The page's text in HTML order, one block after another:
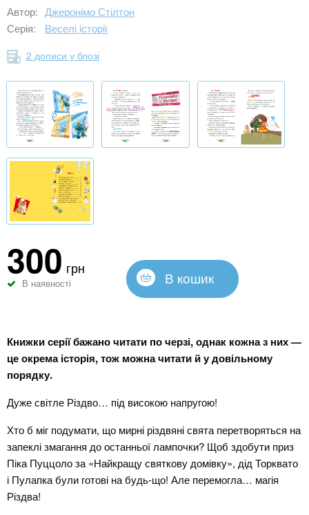
Автор: Джеронімо Стілтон
Серія:
Веселі історії
2 дописи у блозі
300 грн
В наявності В кошик
Книжки серії бажано читати по черзі, однак кожна з них —
це окрема історія, тож можна читати й у довільному
порядку.
Дуже світле Різдво… під високою напругою!
Хто б міг подумати, що мирні різдвяні свята перетворяться на
запеклі змагання до останньої лампочки? Щоб здобути приз
Піка Пуццоло за «Найкращу святкову домівку», дід Торквато
і Пулапка були готові на будь-що! Але перемогла… магія
Різдва!